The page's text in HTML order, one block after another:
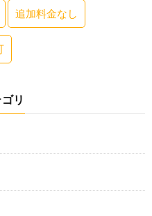
追加料金なし
リ